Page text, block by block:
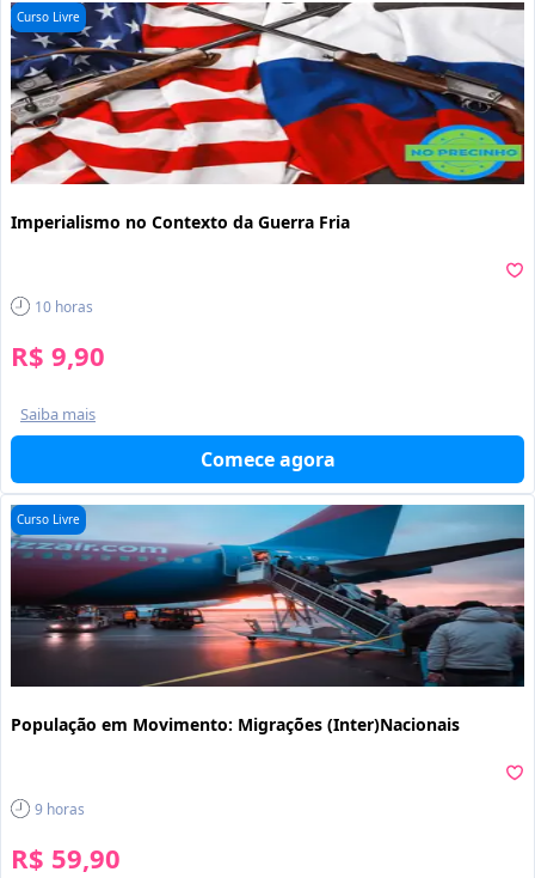
Curso Livre
Imperialismo no Contexto da Guerra Fria
10 horas
R$ 9,90
Saiba mais
Comece agora
Curso Livre
População em Movimento: Migrações (Inter)Nacionais
9 horas
R$ 59,90